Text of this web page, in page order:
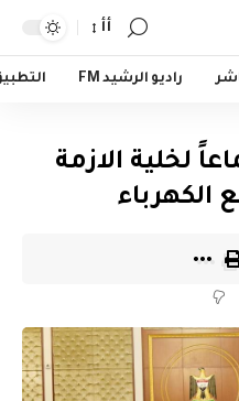
أأ
راديو الرشيد FM
لخلية الازمة
الكهرباء